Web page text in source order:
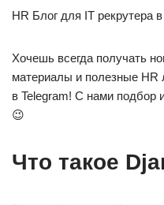
HR Блог для IT рекрутера
Хочешь всегда получать
материалы и полезные HR
в Telegram! С нами подбор
😉
Что такое